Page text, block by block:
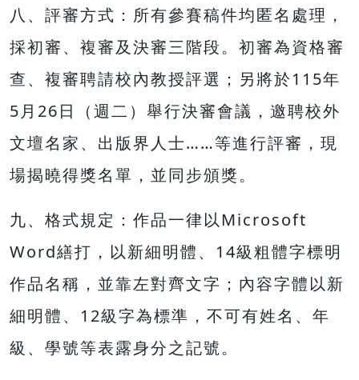
八、評審方式：所有參賽稿件均匿名處理，
採初審、複審及決審三階段。初審為資格審
查、複審聘請校內教授評選；另將於115年
5月26日（週二）舉行決審會議，邀聘校外
文壇名家、出版界人士……等進行評審，現
場揭曉得獎名單，並同步頒獎。
九、格式規定：作品一律以Microsoft
Word繕打，以新細明體、14級粗體字標明
作品名稱，並靠左對齊文字；內容字體以新
細明體、12級字為標準，不可有姓名、年
級、學號等表露身分之記號。